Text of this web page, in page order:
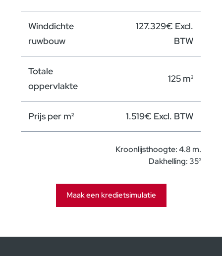
Winddichte
ruwbouw
127.329€ Excl.
BTW
Totale
oppervlakte
125 m²
Prijs per m² 1.519€ Excl. BTW
Kroonlijsthoogte: 4.8 m.
Dakhelling: 35°
Maak een kredietsimulatie